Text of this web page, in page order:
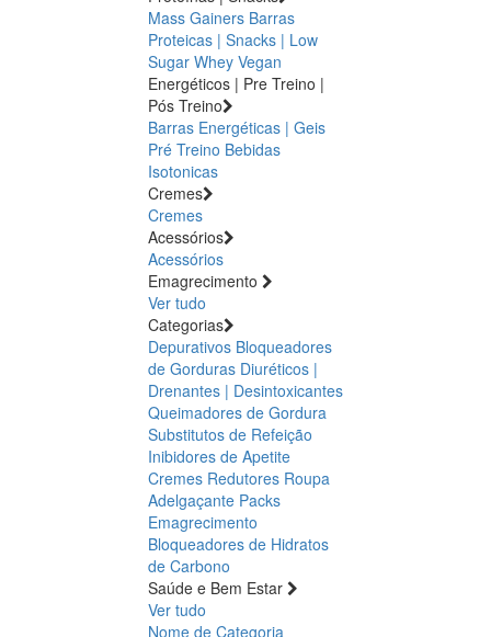
Mass Gainers Barras
Proteicas | Snacks | Low
Sugar Whey Vegan
Energéticos | Pre Treino |
Pós Treino
Barras Energéticas | Geis
Pré Treino Bebidas
Isotonicas
Cremes
Cremes
Acessórios
Acessórios
Emagrecimento
Ver tudo
Categorias
Depurativos Bloqueadores
de Gorduras Diuréticos |
Drenantes | Desintoxicantes
Queimadores de Gordura
Substitutos de Refeição
Inibidores de Apetite
Cremes Redutores Roupa
Adelgaçante Packs
Emagrecimento
Bloqueadores de Hidratos
de Carbono
Saúde e Bem Estar
Ver tudo
Nome de Categoria